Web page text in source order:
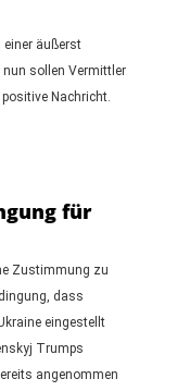
einer äußerst
sollen Vermittler
Nachricht.
für
Zustimmung zu
dass
eingestellt
Trumps
angenommen